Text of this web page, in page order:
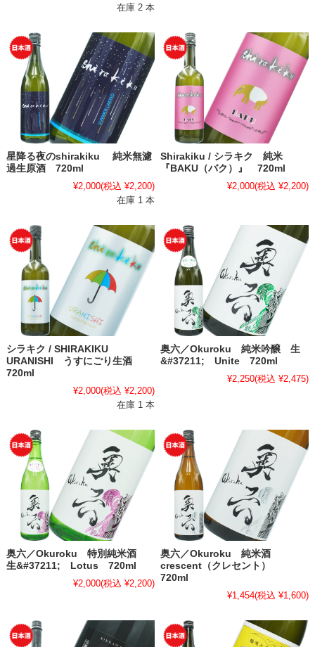
在庫 2 本
星降る夜のshirakiku 純米無濾
過生原酒 720ml
¥2,000(税込 ¥2,200)
在庫 1 本
Shirakiku / シラキク 純米
『BAKU（バク）』 720ml
¥2,000(税込 ¥2,200)
シラキク / SHIRAKIKU
URANISHI うすにごり生酒
720ml
¥2,000(税込 ¥2,200)
在庫 1 本
奥六／Okuroku 純米吟醸 生
&#37211; Unite 720ml
¥2,250(税込 ¥2,475)
奥六／Okuroku 特別純米酒
生&#37211; Lotus 720ml
¥2,000(税込 ¥2,200)
奥六／Okuroku 純米酒
crescent（クレセント）
720ml
¥1,454(税込 ¥1,600)